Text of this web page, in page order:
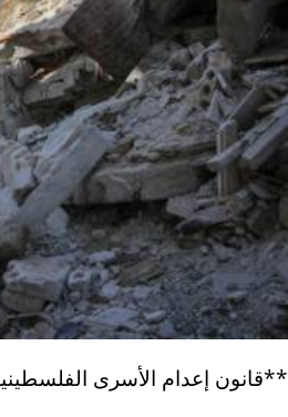
**قانون إعدام الأسرى